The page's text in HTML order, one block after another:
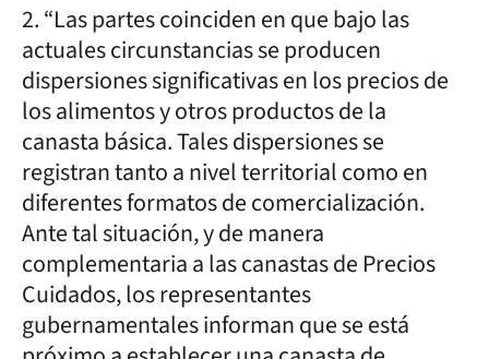
2. “Las partes coinciden en que bajo las
actuales circunstancias se producen
dispersiones significativas en los precios de
los alimentos y otros productos de la
canasta básica. Tales dispersiones se
registran tanto a nivel territorial como en
diferentes formatos de comercialización.
Ante tal situación, y de manera
complementaria a las canastas de Precios
Cuidados, los representantes
gubernamentales informan que se está